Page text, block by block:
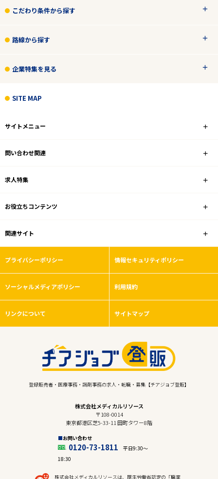
こだわり条件から探す
路線から探す
企業特集を見る
SITE MAP
サイトメニュー
問い合わせ関連
求人特集
お役立ちコンテンツ
関連サイト
プライバシーポリシー 情報セキュリティポリシー
ソーシャルメディアポリシー 利用規約
リンクについて サイトマップ
登録販売者・医療事務・調剤事務の求人・転職・募集【チアジョブ登販】
株式会社メディカルリソース
〒108-0014
東京都港区芝5-33-11 田町タワー8階
お問い合わせ
0120-73-1811
平日9:30〜
18:30
株式会社メディカルリソースは、厚生労働省認定の「職業